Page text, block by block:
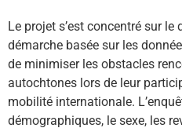
Le projet s’est concentré sur le
démarche basée sur les
de minimiser les obstacles
autochtones lors de leur
mobilité internationale.
démographiques, le sexe, les